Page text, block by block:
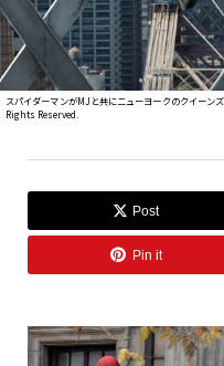
スパイダーマンがMJと共にニューヨークのクイー
Rights Reserved.
Post
Pin it